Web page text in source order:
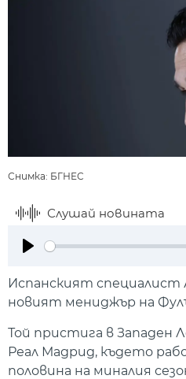
Снимка: БГНЕС
Слушай новината
Испанският специалист
новият мениджър на
Той пристига в Западен
Реал Мадрид, където
половина на миналия